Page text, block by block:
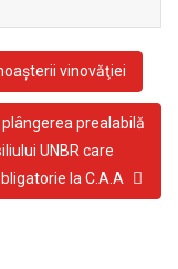
vinovăţiei
prealabilă
UNBR care
la C.A.A